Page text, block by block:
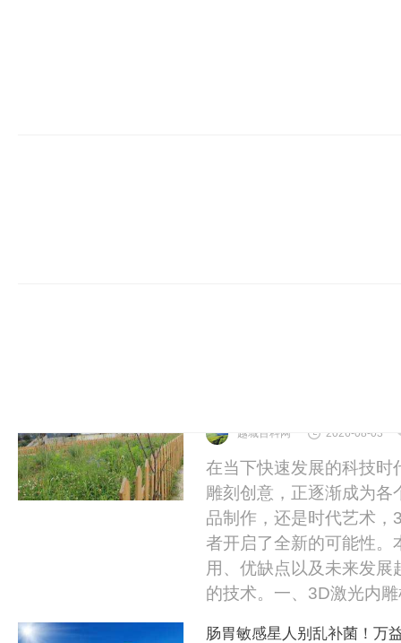
越城百科网 2026-08-03
在当下快速发展的科技时
雕刻创意，正逐渐成为
品制作，还是时代艺术
者开启了全新的可能性。
用、优缺点以及未来发
的技术。一、3D激光内
肠胃敏感星人别乱补菌！万